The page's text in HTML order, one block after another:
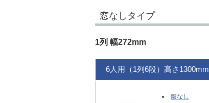
窓なしタイプ
1列 幅272mm
6人用（1列6段）高さ1300mm
鍵なし